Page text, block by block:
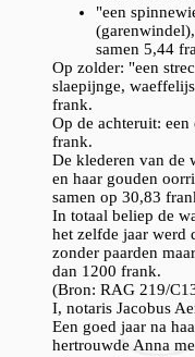
"een
samen 5,44
Op zolder: "een
slaepijnge,
frank.
Op de achteruit:
frank.
De klederen van de
en haar gouden
samen op 30,83
In totaal beliep de
het zelfde jaar werd
zonder paarden
dan 1200 frank.
(Bron: RAG 219/
I, notaris Jacobus
Een goed jaar na
hertrouwde Anna